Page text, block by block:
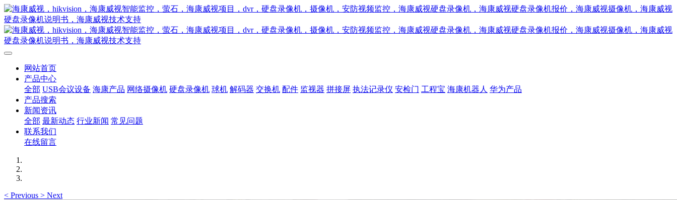
网站首页
产品中心
全部 USB会议设备 海康产品 网络摄像机 硬盘录像机 球机 解码器 交换机 配件 监视器 拼接屏 执法记录仪 安检门 工程宝 海康机器人 华为产品
产品搜索
新闻资讯
全部 最新动态 行业新闻 常见问题
联系我们
在线留言
< Previous > Next